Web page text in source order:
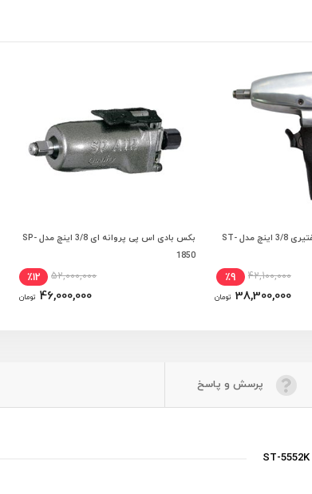
بکس بادی سوماک هفتیری 3/8 اینچ مدل ST-
42,100,000 ٪9
38,300,000 تومان
بکس بادی اس پی پروانه ای 3/8 اینچ مدل SP-
1850
52,000,000 ٪12
46,000,000 تومان
پرسش و پاسخ